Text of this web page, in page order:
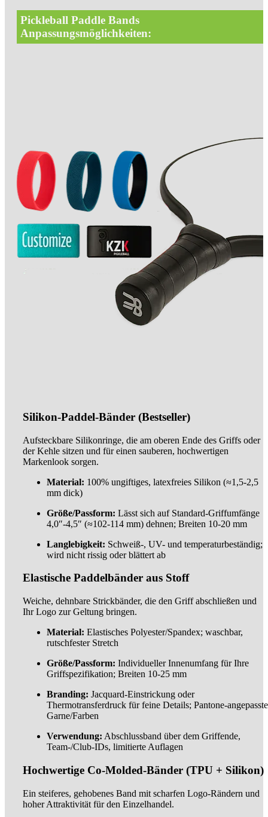
Pickleball Paddle Bands
Anpassungsmöglichkeiten:
Silikon-Paddel-Bänder (Bestseller)
Aufsteckbare Silikonringe, die am oberen Ende des Griffs oder
der Kehle sitzen und für einen sauberen, hochwertigen
Markenlook sorgen.
Material: 100% ungiftiges, latexfreies Silikon (≈1,5-2,5
mm dick)
Größe/Passform: Lässt sich auf Standard-Griffumfänge
4,0″-4,5″ (≈102-114 mm) dehnen; Breiten 10-20 mm
Langlebigkeit: Schweiß-, UV- und temperaturbeständig;
wird nicht rissig oder blättert ab
Elastische Paddelbänder aus Stoff
Weiche, dehnbare Strickbänder, die den Griff abschließen und
Ihr Logo zur Geltung bringen.
Material: Elastisches Polyester/Spandex; waschbar,
rutschfester Stretch
Größe/Passform: Individueller Innenumfang für Ihre
Griffspezifikation; Breiten 10-25 mm
Branding: Jacquard-Einstrickung oder
Thermotransferdruck für feine Details; Pantone-angepasste
Garne/Farben
Verwendung: Abschlussband über dem Griffende,
Team-/Club-IDs, limitierte Auflagen
Hochwertige Co-Molded-Bänder (TPU + Silikon)
Ein steiferes, gehobenes Band mit scharfen Logo-Rändern und
hoher Attraktivität für den Einzelhandel.